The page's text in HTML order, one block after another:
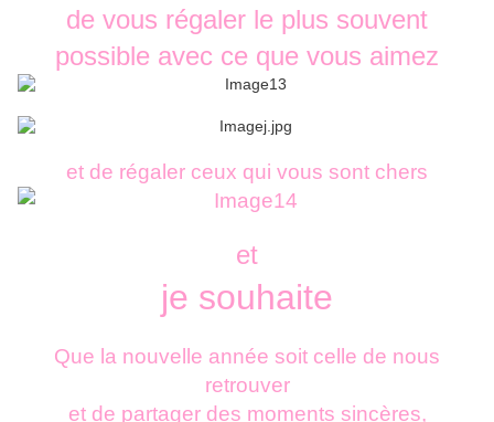
de vous régaler le plus souvent
possible avec ce que vous aimez
et de régaler ceux qui vous sont chers
et
je souhaite
Que la nouvelle année soit celle de nous
retrouver
et de partager des moments sincères,